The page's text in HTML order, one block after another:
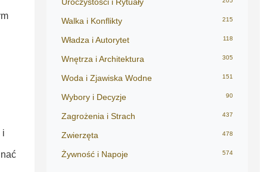
i
Walka i Konflikty 215
Władza i Autorytet 118
Wnętrza i Architektura 305
Woda i Zjawiska Wodne 151
Wybory i Decyzje 90
Zagrożenia i Strach 437
Zwierzęta 478
Żywność i Napoje 574